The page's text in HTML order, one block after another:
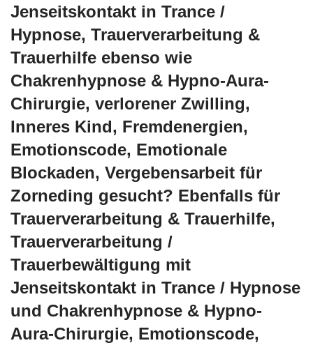
Jenseitskontakt in Trance /
Hypnose, Trauerverarbeitung &
Trauerhilfe ebenso wie
Chakrenhypnose & Hypno-Aura-
Chirurgie, verlorener Zwilling,
Inneres Kind, Fremdenergien,
Emotionscode, Emotionale
Blockaden, Vergebensarbeit für
Zorneding gesucht? Ebenfalls für
Trauerverarbeitung & Trauerhilfe,
Trauerverarbeitung /
Trauerbewältigung mit
Jenseitskontakt in Trance / Hypnose
und Chakrenhypnose & Hypno-
Aura-Chirurgie, Emotionscode,